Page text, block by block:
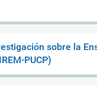
sobre la
PUCP)